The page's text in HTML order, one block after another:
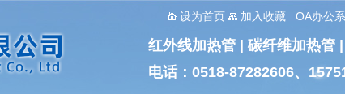
设为首页 加入收藏 OA办公
红外线加热管 | 碳纤维加热管
电话：0518-87282606、